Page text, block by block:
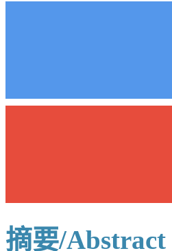
摘要/Abstract